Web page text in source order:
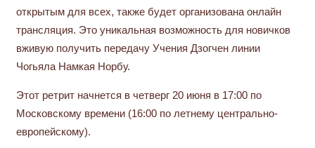
открытым для всех, также будет организована онлайн
трансляция. Это уникальная возможность для новичков
вживую получить передачу Учения Дзогчен линии
Чогьяла Намкая Норбу.
Этот ретрит начнется в четверг 20 июня в 17:00 по
Московскому времени (16:00 по летнему центрально-
европейскому).